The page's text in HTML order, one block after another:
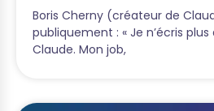
Boris Cherny (créateur de
publiquement : « Je n’écris
Claude. Mon job,